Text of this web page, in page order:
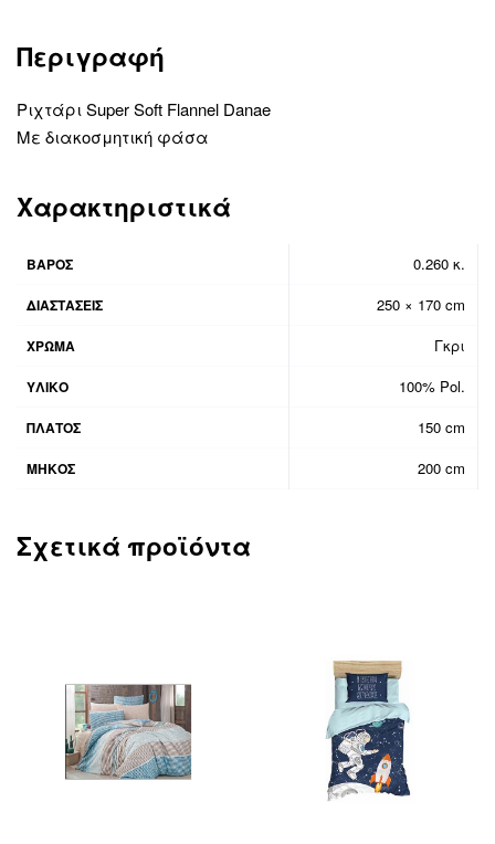
Περιγραφή
Ριχτάρι Super Soft Flannel Danae
Με διακοσμητική φάσα
Χαρακτηριστικά
ΒΆΡΟΣ 0.260 κ.
ΔΙΑΣΤΆΣΕΙΣ 250 × 170 cm
ΧΡΩΜΑ Γκρι
ΥΛΙΚΟ 100% Pol.
ΠΛΑΤΟΣ 150 cm
ΜΗΚΟΣ 200 cm
Σχετικά προϊόντα